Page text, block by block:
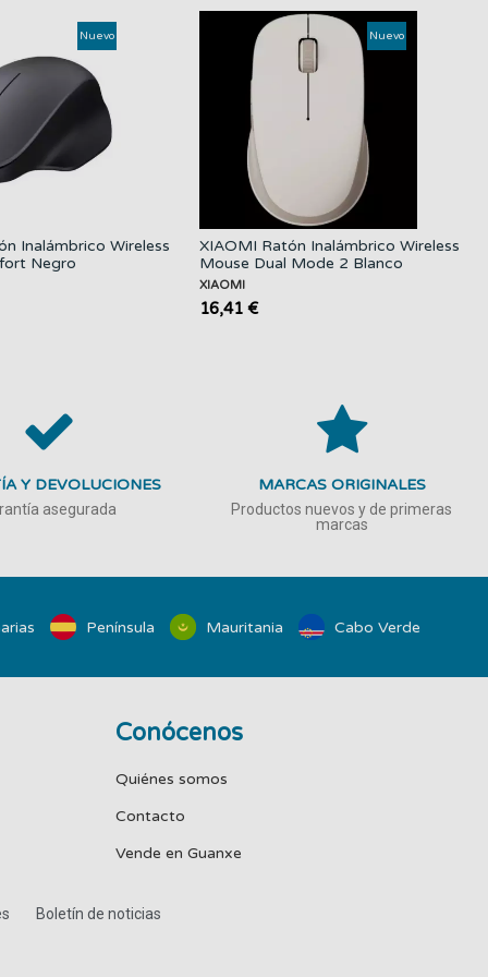
Nuevo
Inalámbrico Wireless
Negro
Nuevo
XIAOMI Ratón Inalámbrico Wireless
Mouse Dual Mode 2 Blanco
XIAOMI
16,41 €
Y DEVOLUCIONES
asegurada
MARCAS ORIGINALES
Productos nuevos y de primeras
marcas
Península Mauritania Cabo Verde
Conócenos
Quiénes somos
Contacto
Vende en Guanxe
Boletín de noticias